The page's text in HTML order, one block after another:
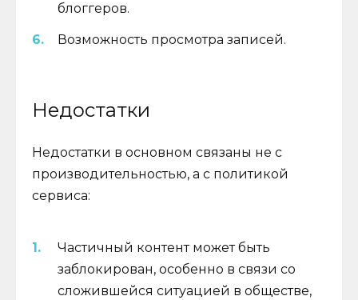
блоггеров.
Возможность просмотра записей.
Недостатки
Недостатки в основном связаны не с
производительностью, а с политикой
сервиса:
Частичный контент может быть
заблокирован, особенно в связи со
сложившейся ситуацией в обществе,